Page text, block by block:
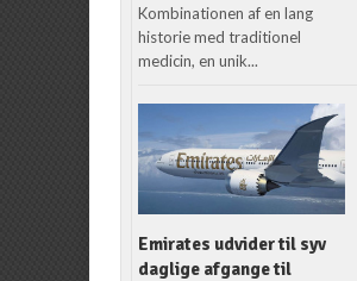
Kombinationen af en lang
historie med traditionel
medicin, en unik...
Emirates udvider til syv
daglige afgange til